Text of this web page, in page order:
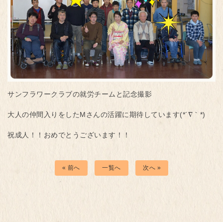
サンフラワークラブの就労チームと記念撮影
大人の仲間入りをしたMさんの活躍に期待しています(*´∇｀*)
祝成人！！おめでとうございます！！
« 前へ 一覧へ 次へ »